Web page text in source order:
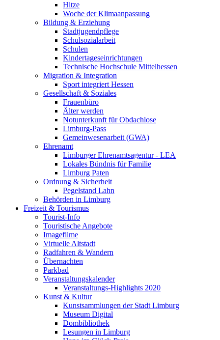
Hitze
Woche der Klimaanpassung
Bildung & Erziehung
Stadtjugendpflege
Schulsozialarbeit
Schulen
Kindertageseinrichtungen
Technische Hochschule Mittelhessen
Migration & Integration
Sport integriert Hessen
Gesellschaft & Soziales
Frauenbüro
Älter werden
Notunterkunft für Obdachlose
Limburg-Pass
Gemeinwesenarbeit (GWA)
Ehrenamt
Limburger Ehrenamtsagentur - LEA
Lokales Bündnis für Familie
Limburg Paten
Ordnung & Sicherheit
Pegelstand Lahn
Behörden in Limburg
Freizeit & Tourismus
Tourist-Info
Touristische Angebote
Imagefilme
Virtuelle Altstadt
Radfahren & Wandern
Übernachten
Parkbad
Veranstaltungskalender
Veranstaltungs-Highlights 2020
Kunst & Kultur
Kunstsammlungen der Stadt Limburg
Museum Digital
Dombibliothek
Lesungen in Limburg